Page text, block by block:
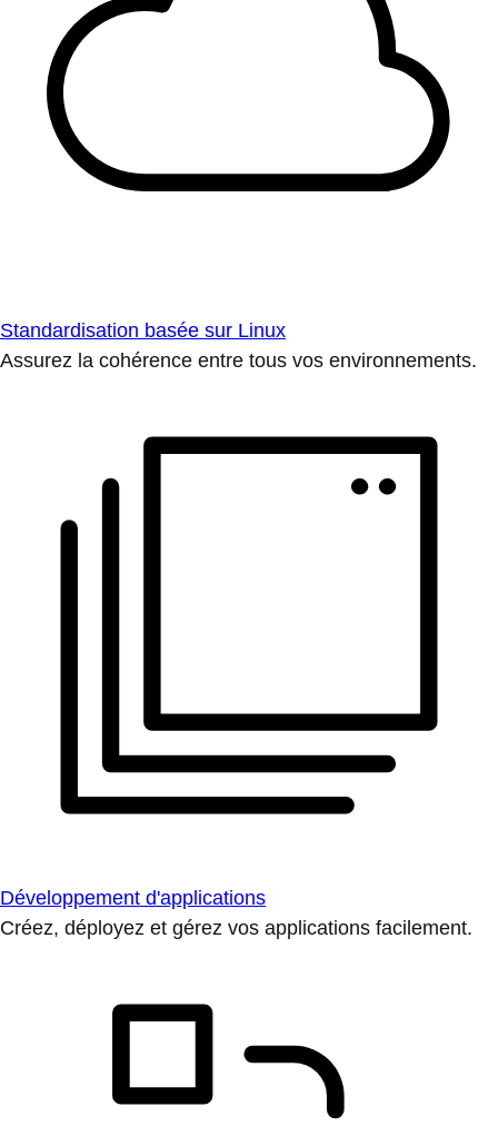
Standardisation basée sur Linux
Assurez la cohérence entre tous vos environnements.
Développement d'applications
Créez, déployez et gérez vos applications facilement.